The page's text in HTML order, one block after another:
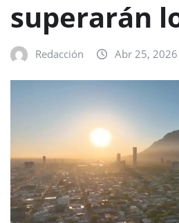
superarán
Redacción Abr 25, 2026